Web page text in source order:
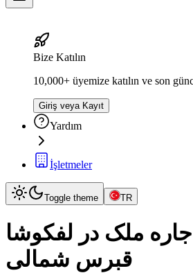
Bize Katılın
10,000+ üyemize katılın ve son
Giriş veya Kayıt
Yardım
İşletmeler
Toggle theme TR
ملک در لفکوشا
قبرس شمالی